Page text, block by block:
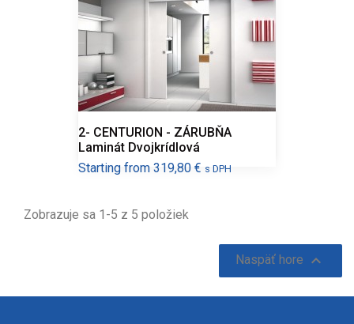
2- CENTURION - ZÁRUBŇA
Laminát Dvojkrídlová
Starting from Cena
319,80 € s DPH
Zobrazuje sa 1-5 z 5 položiek
Naspäť hore 